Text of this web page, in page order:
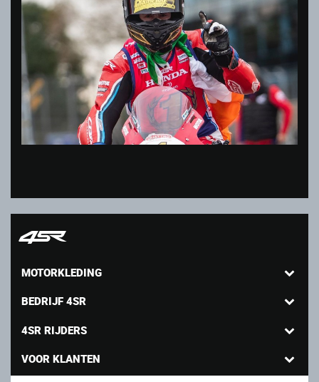
MOTORKLEDING
BEDRIJF 4SR
4SR RIJDERS
VOOR KLANTEN